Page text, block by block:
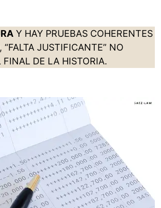
Y HAY PRUEBAS COHERENTES
“FALTA JUSTIFICANTE” NO
FINAL DE LA HISTORIA.